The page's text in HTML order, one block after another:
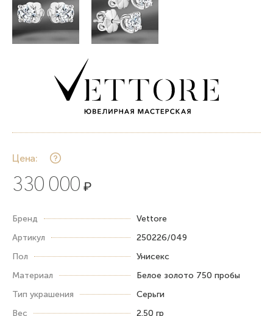
Цена:
330 000 ₽
Бренд
Vettore
Артикул
250226/049
Пол
Унисекс
Материал
Белое золото 750 пробы
Тип украшения
Серьги
Вес
2.50 гр